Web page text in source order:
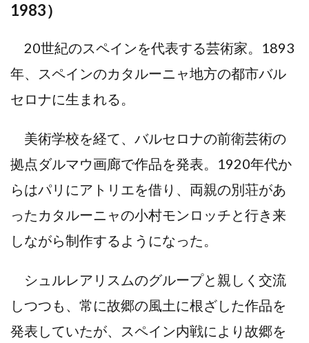
1983）
20世紀のスペインを代表する芸術家。1893
年、スペインのカタルーニャ地⽅の都市バル
セロナに⽣まれる。
美術学校を経て、バルセロナの前衛芸術の
拠点ダルマウ画廊で作品を発表。1920年代か
らはパリにアトリエを借り、両親の別荘があ
ったカタルーニャの⼩村モンロッチと⾏き来
しながら制作するようになった。
シュルレアリスムのグループと親しく交流
しつつも、常に故郷の⾵⼟に根ざした作品を
発表していたが、スペイン内戦により故郷を